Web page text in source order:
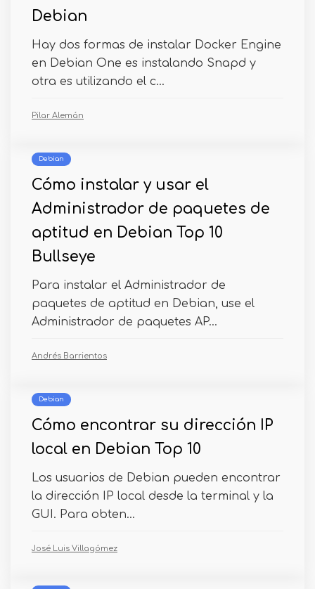
Debian
Hay dos formas de instalar Docker Engine
en Debian One es instalando Snapd y
otra es utilizando el c...
Pilar Alemán
Debian
Cómo instalar y usar el
Administrador de paquetes de
aptitud en Debian Top 10
Bullseye
Para instalar el Administrador de
paquetes de aptitud en Debian, use el
Administrador de paquetes AP...
Andrés Barrientos
Debian
Cómo encontrar su dirección IP
local en Debian Top 10
Los usuarios de Debian pueden encontrar
la dirección IP local desde la terminal y la
GUI. Para obten...
José Luis Villagómez